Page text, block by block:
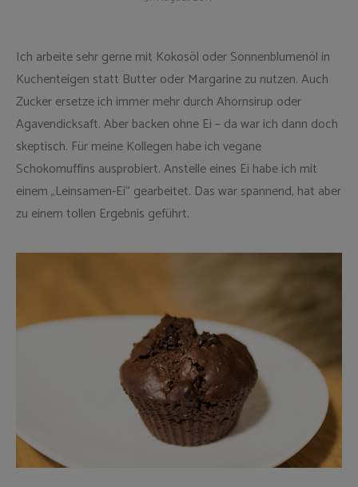
Ich arbeite sehr gerne mit Kokosöl oder Sonnenblumenöl in
Kuchenteigen statt Butter oder Margarine zu nutzen. Auch
Zucker ersetze ich immer mehr durch Ahornsirup oder
Agavendicksaft. Aber backen ohne Ei – da war ich dann doch
skeptisch. Für meine Kollegen habe ich vegane
Schokomuffins ausprobiert. Anstelle eines Ei habe ich mit
einem „Leinsamen-Ei“ gearbeitet. Das war spannend, hat aber
zu einem tollen Ergebnis geführt.